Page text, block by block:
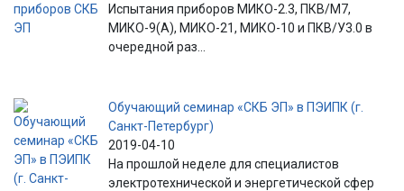
Испытания приборов МИКО-2.3, ПКВ/М7,
МИКО-9(А), МИКО-21, МИКО-10 и ПКВ/У3.0 в
очередной раз...
Обучающий семинар «СКБ ЭП» в ПЭИПК (г.
Санкт-Петербург)
2019-04-10
На прошлой неделе для специалистов
электротехнической и энергетической сфер